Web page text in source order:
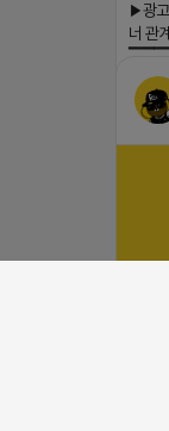
▶광
너 관
회
더풀